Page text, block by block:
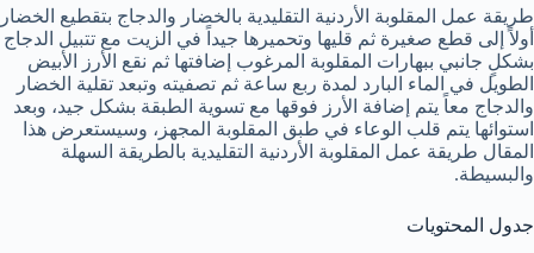
طريقة عمل المقلوبة الأردنية التقليدية بالخضار والدجاج بتقطيع الخضار
أولاً إلى قطع صغيرة ثم قليها وتحميرها جيداً في الزيت مع تتبيل الدجاج
بشكلٍ جانبي ببهارات المقلوبة المرغوب إضافتها ثم نقع الأرز الأبيض
الطويل في الماء البارد لمدة ربع ساعة ثم تصفيته وتبعد تقلية الخضار
والدجاج معاً يتم إضافة الأرز فوقها مع تسوية الطبقة بشكل جيد، وبعد
استوائها يتم قلب الوعاء في طبق المقلوبة المجهز، وسيستعرض هذا
المقال طريقة عمل المقلوبة الأردنية التقليدية بالطريقة السهلة
والبسيطة.
جدول المحتويات